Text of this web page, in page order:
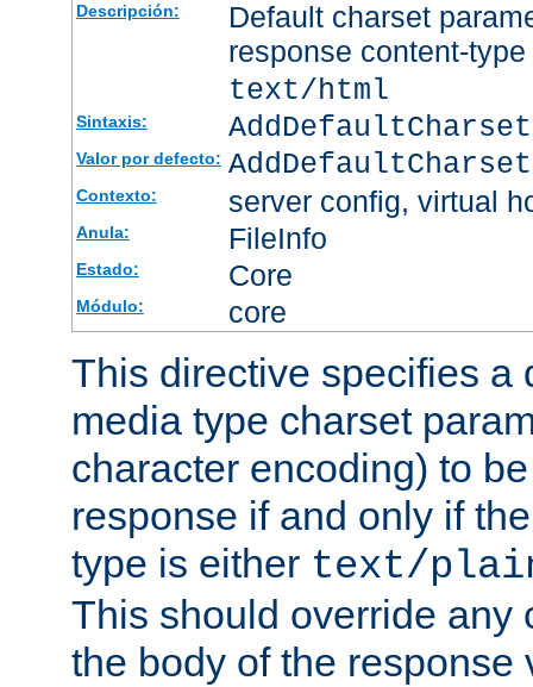
Descripción:
Default charset
response content-
text/html
Sintaxis:
Valor por defecto:
Contexto: server config, virtual
Anula: FileInfo
Estado: Core
Módulo: core
This directive specifies a
media type charset
character encoding) to
response if and only if
type is either text/
This should override any
the body of the